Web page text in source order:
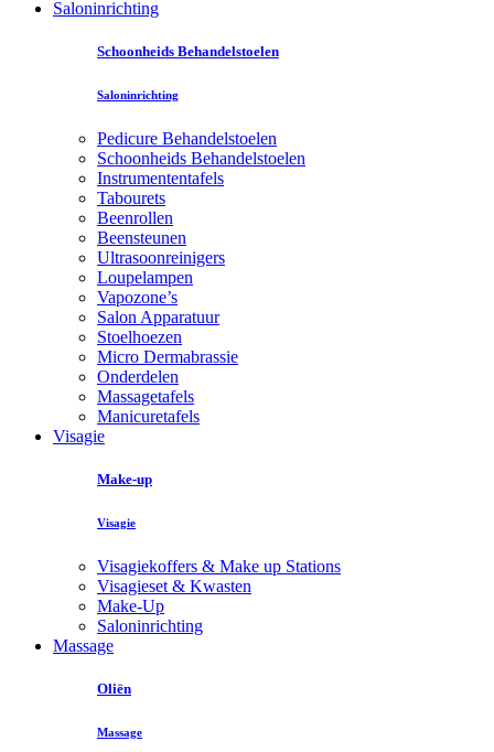
Saloninrichting
Schoonheids Behandelstoelen
Saloninrichting
Pedicure Behandelstoelen
Schoonheids Behandelstoelen
Instrumententafels
Tabourets
Beenrollen
Beensteunen
Ultrasoonreinigers
Loupelampen
Vapozone’s
Salon Apparatuur
Stoelhoezen
Micro Dermabrassie
Onderdelen
Massagetafels
Manicuretafels
Visagie
Make-up
Visagie
Visagiekoffers & Make up Stations
Visagieset & Kwasten
Make-Up
Saloninrichting
Massage
Oliën
Massage